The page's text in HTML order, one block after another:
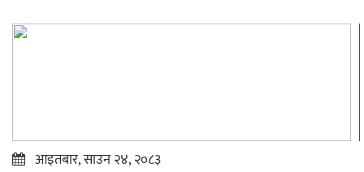
आइतबार, साउन २४, २०८३